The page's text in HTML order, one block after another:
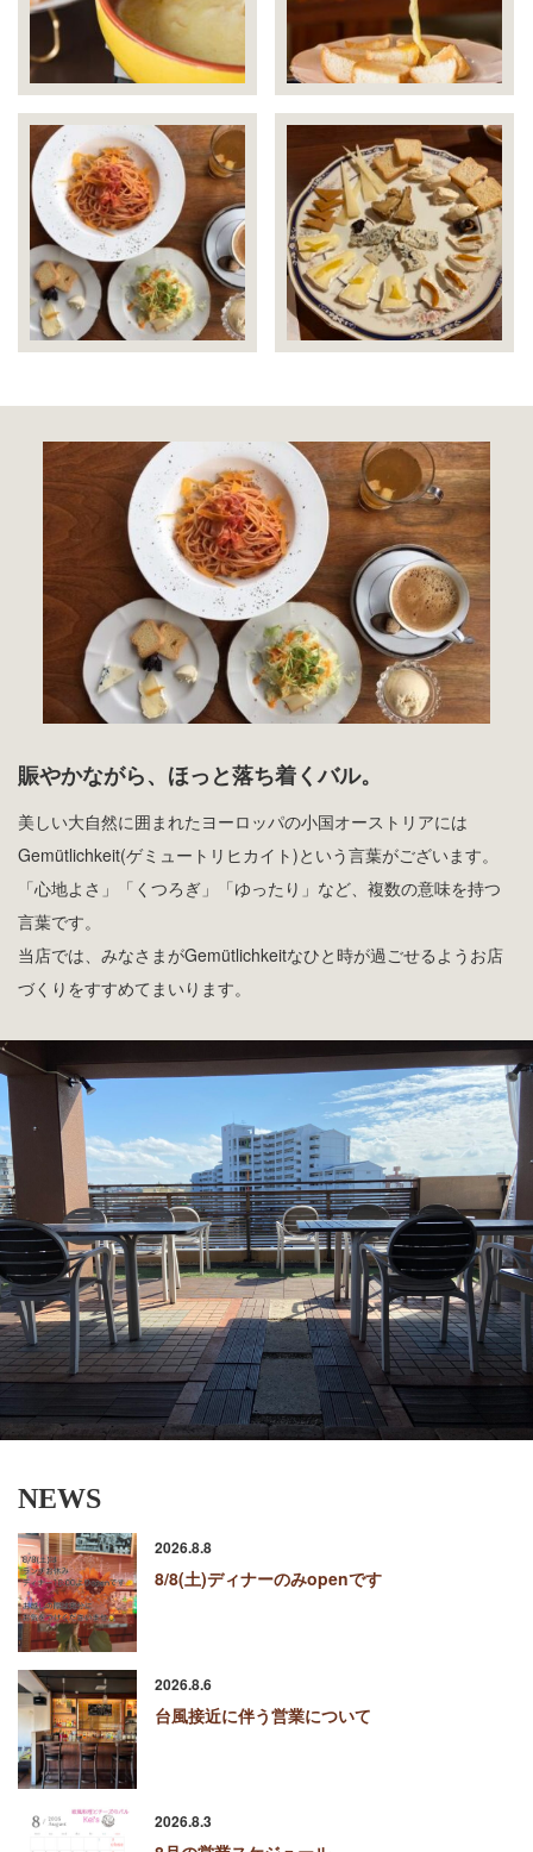
賑やかながら、ほっと落ち着くバル。
美しい大自然に囲まれたヨーロッパの小国オーストリアには
Gemütlichkeit(ゲミュートリヒカイト)という言葉がございます。
「心地よさ」「くつろぎ」「ゆったり」など、複数の意味を持つ
言葉です。
当店では、みなさまがGemütlichkeitなひと時が過ごせるようお店
づくりをすすめてまいります。
NEWS
2026.8.8
8/8(土)ディナーのみopenです
2026.8.6
台風接近に伴う営業について
2026.8.3